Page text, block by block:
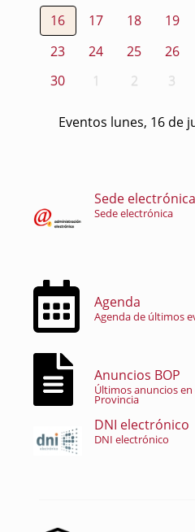
16
17 18 19
23
24 25 26
30
1 2 3
Eventos lunes, 16 de
Sede electrónica
Sede electrónica
Agenda
Agenda de últimos
Anuncios BOP
Últimos anuncios
Provincia
DNI electrónico
DNI electrónico